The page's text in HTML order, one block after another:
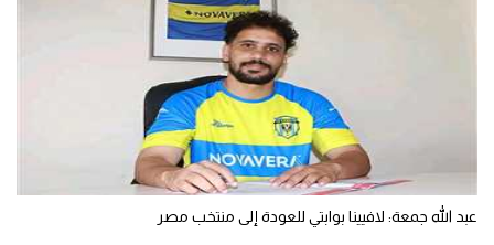
عبد الله جمعة: لافيينا بوابتي للعودة إلى منتخب مصر